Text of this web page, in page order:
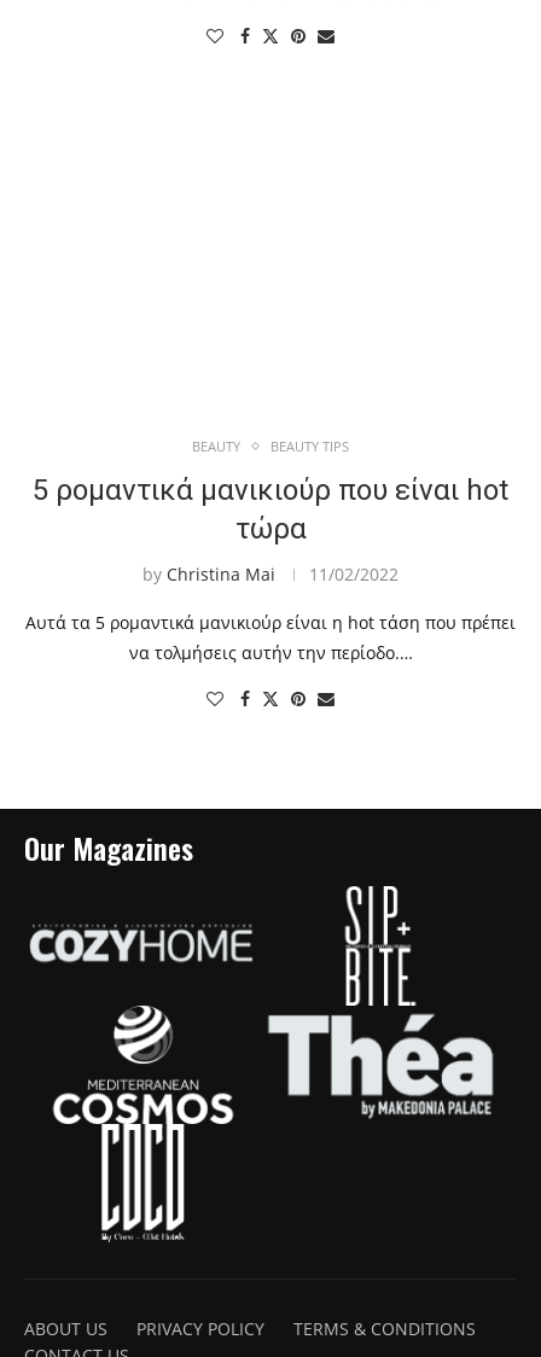
BEAUTY BEAUTY TIPS
5 ρομαντικά μανικιούρ που είναι hot
τώρα
by Christina Mai 11/02/2022
Αυτά τα 5 ρομαντικά μανικιούρ είναι η hot τάση που πρέπει
να τολμήσεις αυτήν την περίοδο.…
Our Magazines
ABOUT US PRIVACY POLICY
TERMS & CONDITIONS